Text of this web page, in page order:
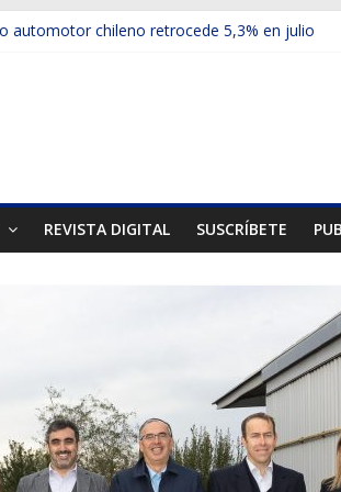
automotor chileno retrocede 5,3% en julio
ups presentó la recién estrenada Bolden en la
mercado internacional en lanzar la nueva
REVISTA DIGITAL SUSCRÍBETE